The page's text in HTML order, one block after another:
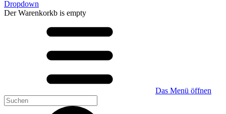
Dropdown
Der Warenkorkb is empty
Das Menü öffnen